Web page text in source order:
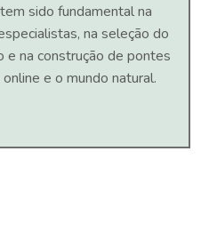
sido fundamental na
na seleção do
na construção de pontes
e o mundo natural.